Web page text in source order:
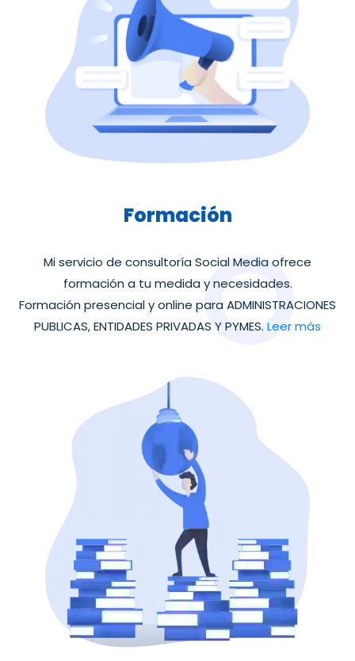
Formación
Mi servicio de consultoría Social Media ofrece
formación a tu medida y necesidades.
Formación presencial y online para ADMINISTRACIONES
PUBLICAS, ENTIDADES PRIVADAS Y PYMES. Leer más